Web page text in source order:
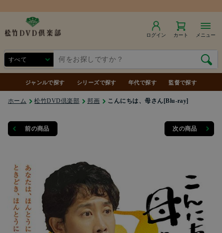
ログイン カート メニュー
ジャンルで探す シリーズで探す 年代で探す 監督で探す
ホーム 松竹DVD倶楽部 邦画 こんにちは、母さん[Blu-ray]
前の商品 次の商品